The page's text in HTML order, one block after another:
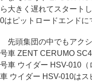
ら大きく遅れてスタート
0はピットロードエンドに
先頭集団の中でもアク
号車 ZENT CERUMO
号車 ウイダー HSV-010
車 ウイダー HSV-010は